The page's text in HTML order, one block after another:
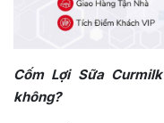
Cốm Lợi Sữa
không?